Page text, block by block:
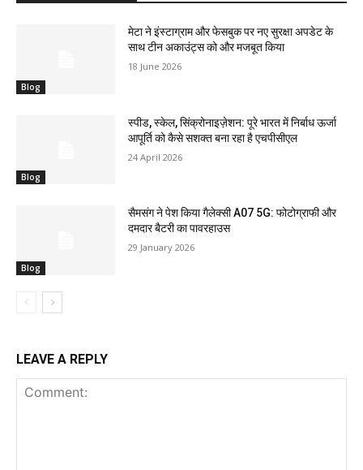
Blog
मेटा ने इंस्टाग्राम और फेसबुक पर नए सुरक्षा अपडेट के
साथ टीन अकाउंट्स को और मजबूत किया
18 June 2026
Blog
स्पीड, स्केल, सिंक्रोनाइज़ेशन: पूरे भारत में निर्बाध ऊर्जा
आपूर्ति को कैसे सशक्त बना रहा है एचपीसीएल
24 April 2026
Blog
सैमसंग ने पेश किया गैलेक्सी A07 5G: फोटोग्राफी और
दमदार बैटरी का पावरहाउस
29 January 2026
LEAVE A REPLY